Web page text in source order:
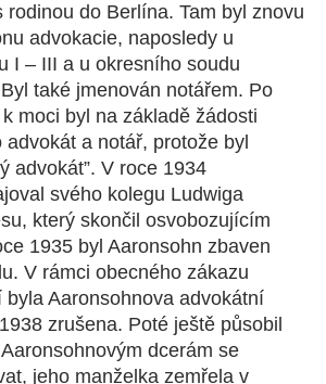
rodinou do Berlína. Tam byl znovu
advokacie, naposledy u
I – III a u okresního soudu
také jmenován notářem. Po
moci byl na základě žádosti
a notář, protože byl
advokát”. V roce 1934
svého kolegu Ludwiga
který skončil osvobozujícím
1935 byl Aaronsohn zbaven
V rámci obecného zákazu
Aaronsohnova advokátní
zrušena. Poté ještě působil
dcerám se
jeho manželka zemřela v